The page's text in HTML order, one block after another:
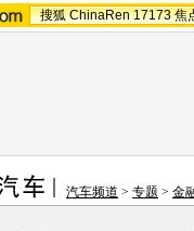
搜狐 ChinaRen 17173 焦
汽车频道 > 专题 > 金